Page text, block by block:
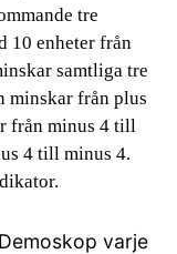
tre
10 enheter från
samtliga tre
minskar från plus
från minus 4 till
4 till minus 4.
varje